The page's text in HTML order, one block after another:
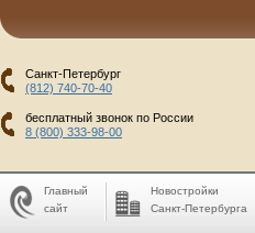
Санкт-Петербург
(812) 740-70-40
бесплатный звонок по России
8 (800) 333-98-00
Главный
сайт
Новостройки
Санкт-Петербурга